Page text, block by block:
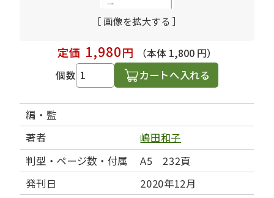
［ 画像を拡大する ］
定価 1,980円
（本体 1,800 円）
個数
カートへ入れる
編・監
著者
嶋田和子
判型・ページ数・付属
A5 232頁
発刊日
2020年12月